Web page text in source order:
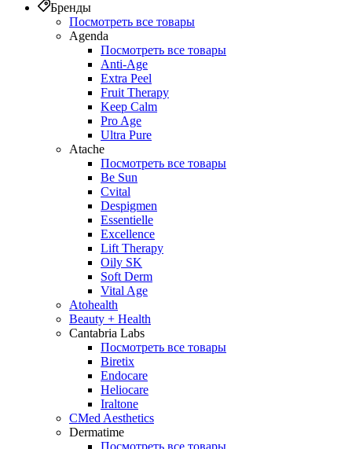
Бренды
Посмотреть все товары
Agenda
Посмотреть все товары
Anti‑Age
Extra Peel
Fruit Therapy
Keep Calm
Pro Age
Ultra Pure
Atache
Посмотреть все товары
Be Sun
Cvital
Despigmen
Essentielle
Excellence
Lift Therapy
Oily SK
Soft Derm
Vital Age
Atohealth
Beauty + Health
Cantabria Labs
Посмотреть все товары
Biretix
Endocare
Heliocare
Iraltone
CMed Aesthetics
Dermatime
Посмотреть все товары